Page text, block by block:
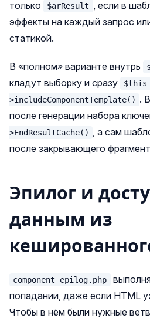
только
$arResult , если в
эффекты на каждый запрос
статикой.
В «полном» варианте внутрь
кладут выборку и сразу
$this-
>includeComponentTemplate() .
после генерации набора
>EndResultCache() , а сам
после закрывающего
Эпилог и
данным из
component_epilog.php
попадании, даже если HTML
Чтобы в нём были нужные